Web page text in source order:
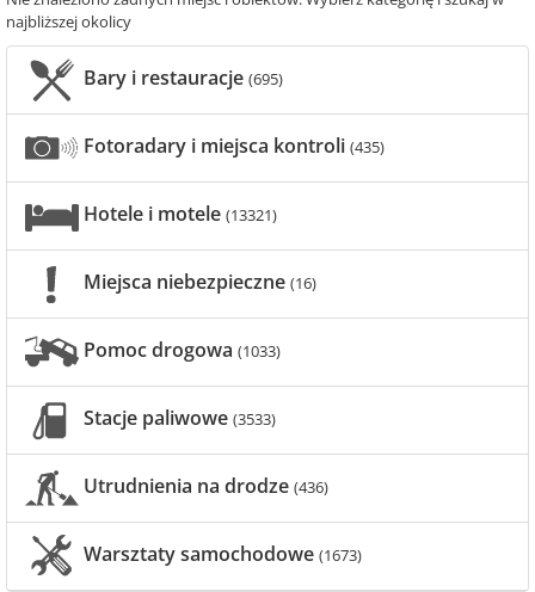
najbliższej okolicy
Bary i restauracje (695)
Fotoradary i miejsca kontroli (435)
Hotele i motele (13321)
Miejsca niebezpieczne (16)
Pomoc drogowa (1033)
Stacje paliwowe (3533)
Utrudnienia na drodze (436)
Warsztaty samochodowe (1673)